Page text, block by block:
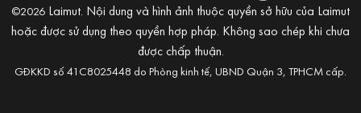
©2026 Laimut. Nội dung và hình ảnh thuộc quyền sở hữu của Laimut
hoặc được sử dụng theo quyền hợp pháp. Không sao chép khi chưa
được chấp thuận.
GĐKKD số 41C8025448 do Phòng kinh tế, UBND Quận 3, TPHCM cấp.